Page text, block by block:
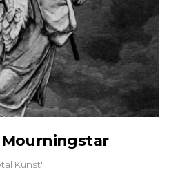
Mourningstar
Kunst"